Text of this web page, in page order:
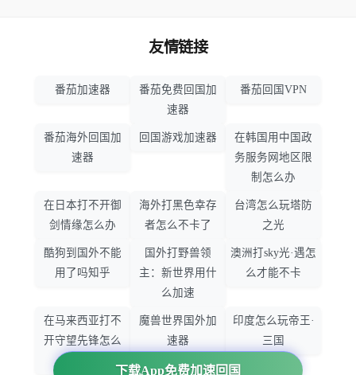
下载App免费加速回国
友情链接
番茄加速器
番茄免费回国加
速器
番茄回国VPN
番茄海外回国加
速器
回国游戏加速器
在韩国用中国政
务服务网地区限
制怎么办
在日本打不开御
剑情缘怎么办
海外打黑色幸存
者怎么不卡了
台湾怎么玩塔防
之光
酷狗到国外不能
用了吗知乎
国外打野兽领
主：新世界用什
么加速
澳洲打sky光·遇怎
么才能不卡
在马来西亚打不
开守望先锋怎么
魔兽世界国外加
速器
印度怎么玩帝王·
三国